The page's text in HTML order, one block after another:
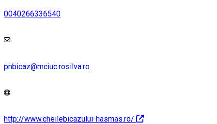
0040266336540
pnbicaz@mciuc.rosilva.ro
http://www.cheilebicazului-hasmas.ro/